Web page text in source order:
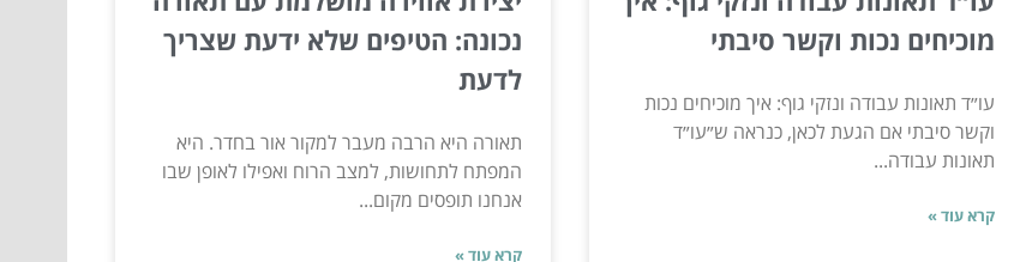
מוכיחים נכות וקשר סיבתי
עו״ד תאונות עבודה ונזקי גוף: איך מוכיחים נכות
וקשר סיבתי אם הגעת לכאן, כנראה ש״עו״ד
תאונות עבודה...
קרא עוד »
נכונה: הטיפים שלא ידעת שצריך
לדעת
תאורה היא הרבה מעבר למקור אור בחדר. היא
המפתח לתחושות, למצב הרוח ואפילו לאופן שבו
אנחנו תופסים מקום...
קרא עוד »